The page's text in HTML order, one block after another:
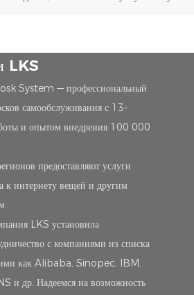
LKS
System — профессиональный
самообслуживания с 13-
и опытом внедрения 100 000
предоставляют услуги
к интернету вещей и другим
LKS установила
с компаниями из списка
как Alibaba, Sinopec, IBM,
и др. Надеемся на возможность